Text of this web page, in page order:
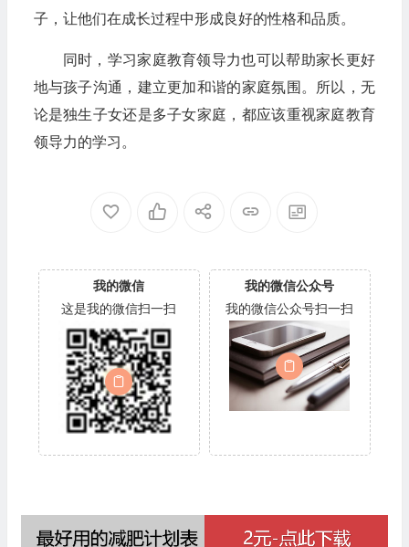
子，让他们在成长过程中形成良好的性格和品质。
同时，学习家庭教育领导力也可以帮助家长更好
地与孩子沟通，建立更加和谐的家庭氛围。所以，无
论是独生子女还是多子女家庭，都应该重视家庭教育
领导力的学习。
我的微信
这是我的微信扫一扫
我的微信公众号
我的微信公众号扫一扫